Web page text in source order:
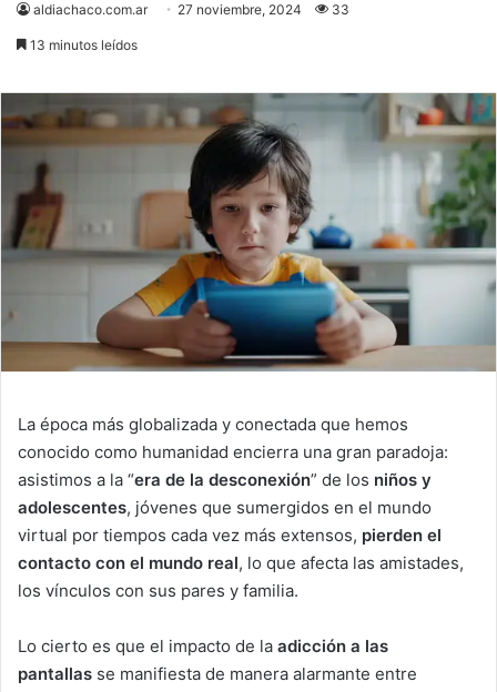
aldiachaco.com.ar 27 noviembre, 2024 33
13 minutos leídos
La época más globalizada y conectada que hemos
conocido como humanidad encierra una gran paradoja:
asistimos a la “era de la desconexión” de los niños y
adolescentes, jóvenes que sumergidos en el mundo
virtual por tiempos cada vez más extensos, pierden el
contacto con el mundo real, lo que afecta las amistades,
los vínculos con sus pares y familia.
Lo cierto es que el impacto de la adicción a las
pantallas se manifiesta de manera alarmante entre